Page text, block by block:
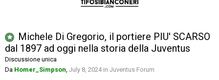
Michele Di Gregorio, il portiere PIU' SCARSO
dal 1897 ad oggi nella storia della Juventus
Discussione unica
Da Homer_Simpson, July 8, 2024in Juventus Forum